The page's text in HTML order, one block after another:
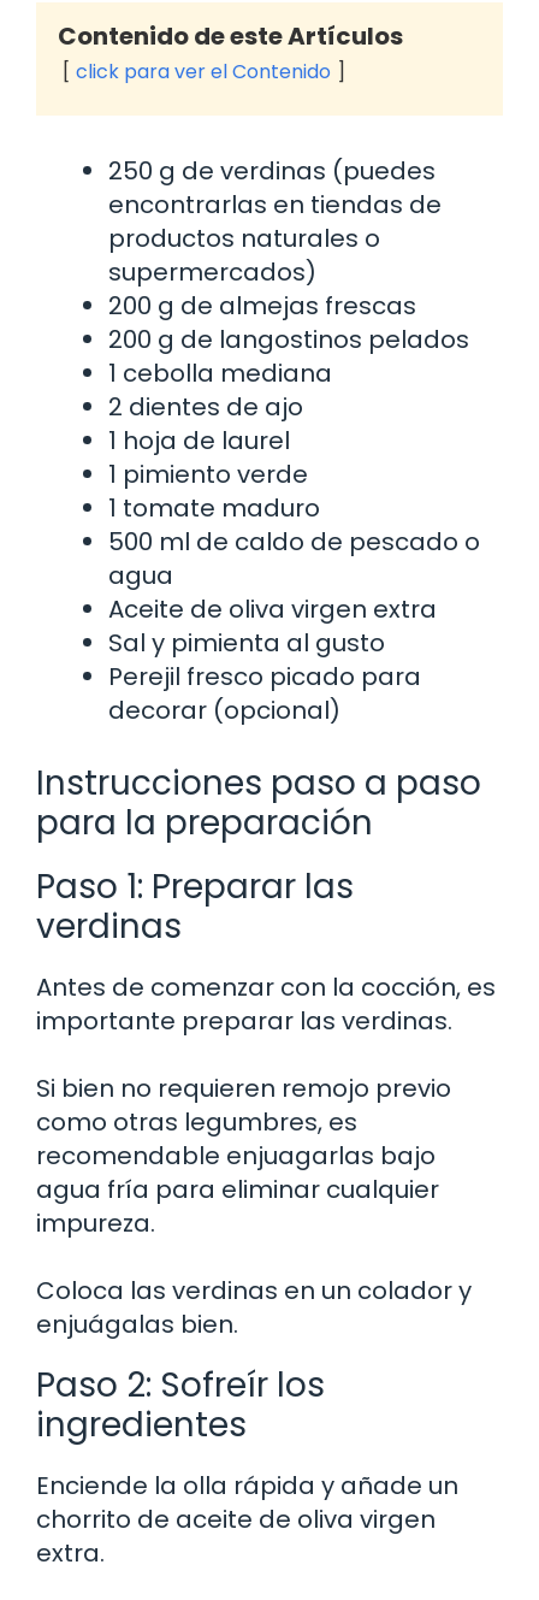
Contenido de este Artículos
click para ver el Contenido
250 g de verdinas (puedes
encontrarlas en tiendas de
productos naturales o
supermercados)
200 g de almejas frescas
200 g de langostinos pelados
1 cebolla mediana
2 dientes de ajo
1 hoja de laurel
1 pimiento verde
1 tomate maduro
500 ml de caldo de pescado o
agua
Aceite de oliva virgen extra
Sal y pimienta al gusto
Perejil fresco picado para
decorar (opcional)
Instrucciones paso a paso
para la preparación
Paso 1: Preparar las
verdinas
Antes de comenzar con la cocción, es
importante preparar las verdinas.
Si bien no requieren remojo previo
como otras legumbres, es
recomendable enjuagarlas bajo
agua fría para eliminar cualquier
impureza.
Coloca las verdinas en un colador y
enjuágalas bien.
Paso 2: Sofreír los
ingredientes
Enciende la olla rápida y añade un
chorrito de aceite de oliva virgen
extra.